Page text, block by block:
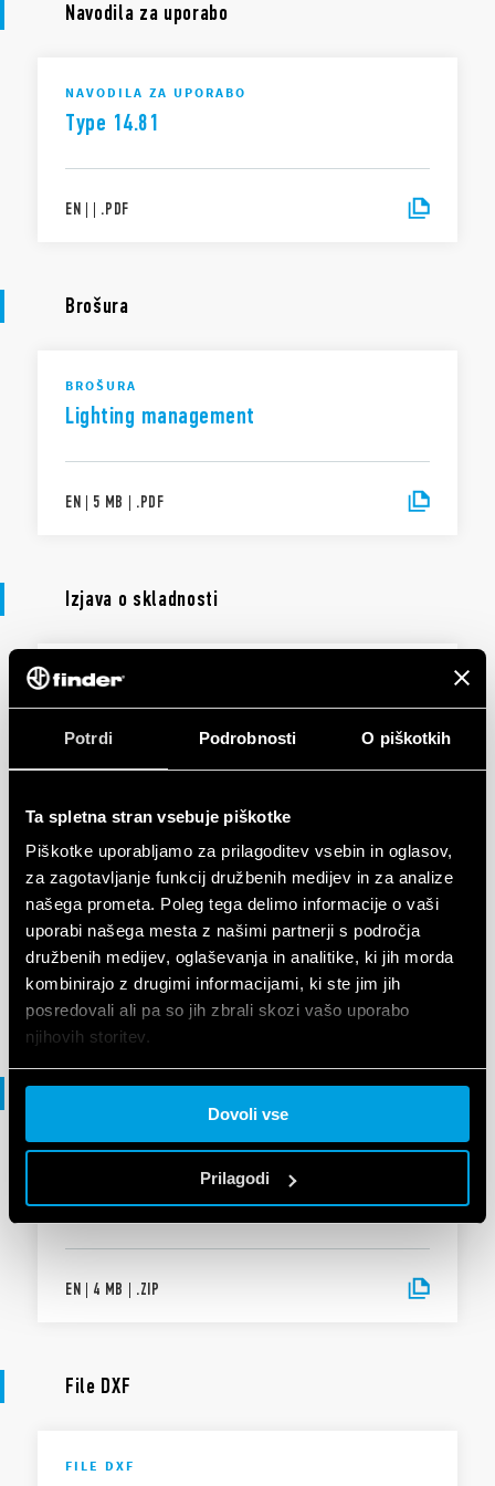
Potrdi Podrobnosti O piškotkih
Ta spletna stran vsebuje piškotke
Piškotke uporabljamo za prilagoditev vsebin in oglasov,
za zagotavljanje funkcij družbenih medijev in za analize
našega prometa. Poleg tega delimo informacije o vaši
uporabi našega mesta z našimi partnerji s področja
družbenih medijev, oglaševanja in analitike, ki jih morda
kombinirajo z drugimi informacijami, ki ste jim jih
posredovali ali pa so jih zbrali skozi vašo uporabo
njihovih storitev.
Cookie policy.
Dovoli vse
Prilagodi
Navodila za uporabo
NAVODILA ZA UPORABO
Type 14.81
EN | | .PDF
Brošura
BROŠURA
Lighting management
EN | 5 MB | .PDF
Izjava o skladnosti
IZJAVA O SKLADNOSTI UKCA
UKCA 14 Series
IZJAVA O SKLADNOSTI
DoC 14 Series
EN|| .PDF
File 3D
14 Series
EN | 4 MB | .ZIP
File DXF
FILE DXF